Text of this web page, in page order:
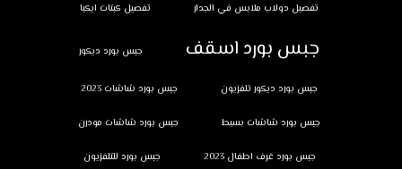
تفصيل دولاب ملابس في الجدار تفصيل كبتات ايكيا
جبس بورد اسقف جبس بورد ديكور
جبس بورد ديكور تلفزيون جبس بورد شاشات 2023
جبس بورد شاشات بسيط جبس بورد شاشات مودرن
جبس بورد غرف اطفال 2023 جبس بورد للتلفزيون